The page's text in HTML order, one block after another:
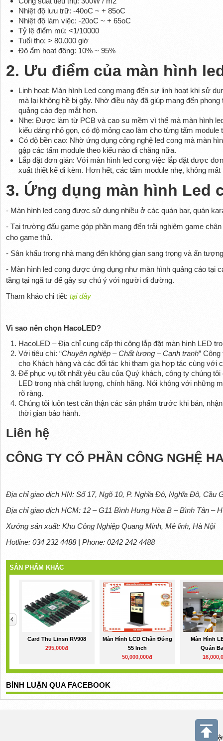
Nhiệt độ lưu trữ: -40oC ~ + 85oC
Nhiệt độ làm việc: -20oC ~ + 65oC
Tỷ lệ điểm mù: <1/10000
Tuổi thọ: > 80.000 giờ
Độ ẩm hoạt động: 10% ~ 95%
2. Ưu điểm của màn hình
Linh hoạt: Màn hình Led cong mang đến sự linh hoạt khi sử
mà lại không hề bị gãy. Nhờ điều này đã giúp mang đến
quảng cáo đẹp mắt hơn.
Nhẹ: Được làm từ PCB và cao su mềm vì thế mà màn hình
kiểu dáng nhỏ gọn, có độ mỏng cao làm cho từng tấm module
Có độ bền cao: Nhờ ứng dụng công nghệ led cong mà màn
gập các tấm module theo kiểu nào đi chăng nữa.
Lắp đặt đơn giản: Với màn hình led cong việc lắp đặt được
xuất thiết kế đi kèm. Hơn hết, các tấm module nhẹ, không
3. Ứng dụng màn hình Led
- Màn hình led cong được sử dụng nhiều ở các quán bar, quán
- Tại trường đấu game góp phần mang đến trải nghiệm game
cho game thủ.
- Sân khấu trong nhà mang đến không gian sang trọng và ấn
- Màn hình led cong được ứng dụng như màn hình quảng cáo tại
tầng tại ngã tư để gây sự chú ý với người đi đường.
Tham khảo chi tiết: tại đây
Vì sao nên chọn HacoLED?
HacoLED – Địa chỉ cung cấp thi công lắp đặt màn hình LED
Với tiêu chí: “Chuyên nghiệp – Chất lượng – Cạnh tranh”
cho Khách hàng và các đối tác khi tham gia hợp tác cùng với
Để phục vụ tốt nhất yêu cầu của Quý khách, công ty chúng
LED trong nhà chất lượng, chính hãng. Nói không với những
rõ ràng.
Chúng tôi luôn test cẩn thận các sản phẩm trước khi bán,
thời gian bảo hành.
Liên hệ
CÔNG TY CỔ PHẦN CÔNG NGHỆ
Địa chỉ giao dịch HN: Số 17, Ngõ 10, P. Nghĩa Đô, Nghĩa Đô, Cầu
Địa chỉ giao dịch HCM: 12 – G11 Bình Hưng Hòa B – Bình Tân –
Xưởng sản xuất: Khu Công Nghiệp Quang Minh, Mê linh, Hà Nội
Hotline: 034 232 4488 | Phone: 0242 242 4488
SẢN PHẨM KHÁC
Card Thu Linsn RV908
295,000đ
Màn Hình LCD Chân Đứng
55 Inch
50,000,000đ
Màn Hình
Quán
BÌNH LUẬN QUA FACEBOOK